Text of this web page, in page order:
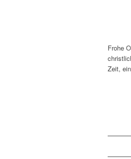
Frohe
Zeit,